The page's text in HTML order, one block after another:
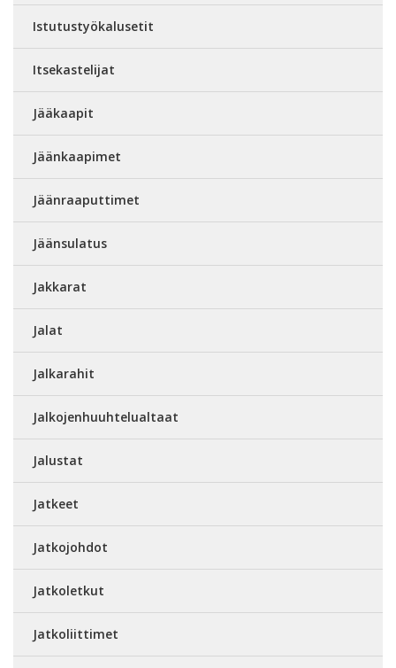
Istutustyökalusetit
Itsekastelijat
Jääkaapit
Jäänkaapimet
Jäänraaputtimet
Jäänsulatus
Jakkarat
Jalat
Jalkarahit
Jalkojenhuuhtelualtaat
Jalustat
Jatkeet
Jatkojohdot
Jatkoletkut
Jatkoliittimet